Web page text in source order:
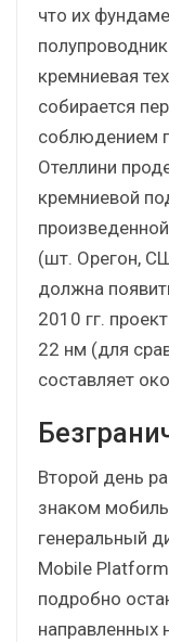
что их
кремниевая
собирается
соблюдением
Отеллини
кремниевой
(шт. Орегон,
должна
2010 гг.
22 нм (для
составляет
Второй день
знаком
генеральный
Mobile
подробно
направленных